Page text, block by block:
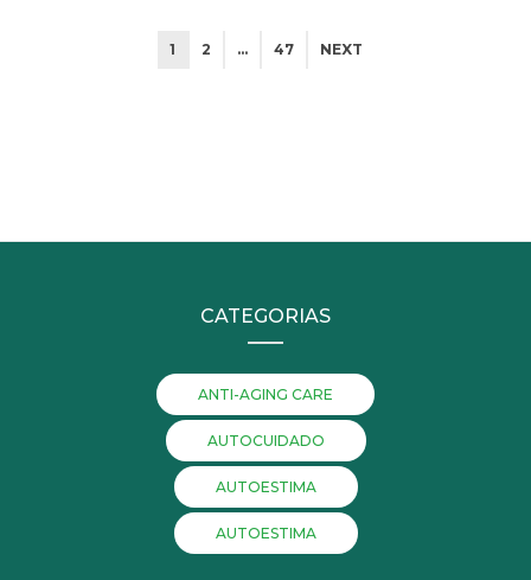
1 2 … 47 NEXT
CATEGORIAS
ANTI-AGING CARE
AUTOCUIDADO
AUTOESTIMA
AUTOESTIMA